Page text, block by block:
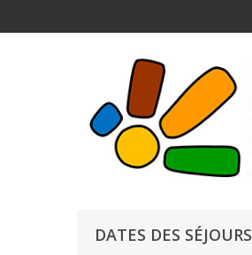
DATES DES SÉJOURS